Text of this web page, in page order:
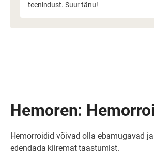
teenindust. Suur tänu!
Hemoren:
Hemorroidid võivad olla ebamugavad
edendada kiiremat taastumist.